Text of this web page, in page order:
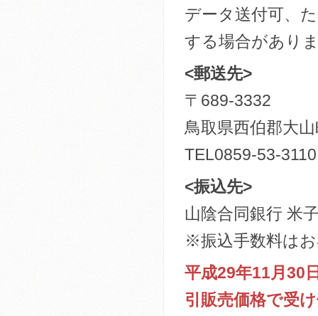
データ送付可、
する場合があり
<郵送先>
〒689-3332
鳥取県西伯郡大
TEL0859-53-
<振込先>
山陰合同銀行 米
※振込手数料は
平成29年11月30
引販売価格で受